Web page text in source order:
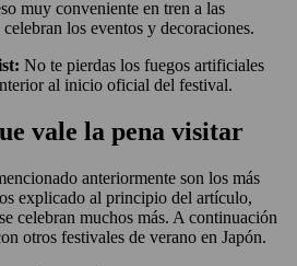
muy conveniente en tren a las
los eventos y decoraciones.
No te pierdas los fuegos artificiales
al inicio oficial del festival.
vale la pena visitar
anteriormente son los más
explicado al principio del artículo,
celebran muchos más. A continuación
otros festivales de verano en Japón.